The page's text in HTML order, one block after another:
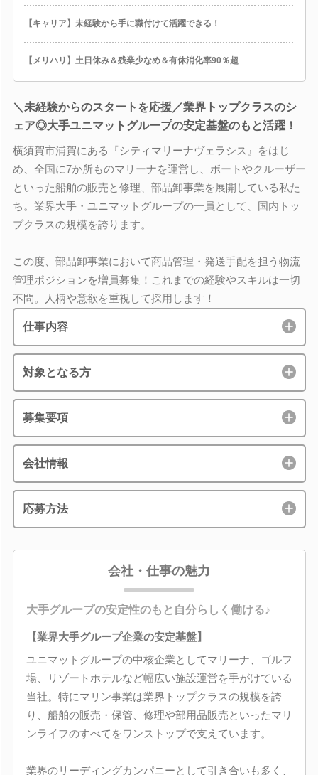
【キャリア】未経験から手に職付けて活躍できる！
【メリハリ】土日休み＆残業少なめ＆有休消化率90％超
＼未経験からのスタートを応援／業界トップクラスのシ
ェア◎大手ユニマットグループの安定基盤のもと活躍！
横須賀市浦賀にある『シティマリーナヴェラシス』をはじ
め、全国に7か所ものマリーナを運営し、ボートやクルーザー
といった船舶の販売と修理、部品卸事業を展開している私た
ち。業界大手・ユニマットグループの一員として、国内トッ
プクラスの規模を誇ります。
この度、部品卸事業において商品管理・発送手配を担う物流
管理ポジションを増員募集！これまでの経験やスキルは一切
不問。人柄や意欲を重視して採用します！
仕事内容
対象となる方
募集要項
会社情報
応募方法
会社・仕事の魅力
大手グループの安定性のもと自分らしく働ける♪
【業界大手グループ企業の安定基盤】
ユニマットグループの中核企業としてマリーナ、ゴルフ
場、リゾートホテルなど幅広い施設運営を手がけている
当社。特にマリン事業は業界トップクラスの規模を誇
り、船舶の販売・保管、修理や部用品販売といったマリ
ンライフのすべてをワンストップで支えています。
業界のリーディングカンパニーとして引き合いも多く、